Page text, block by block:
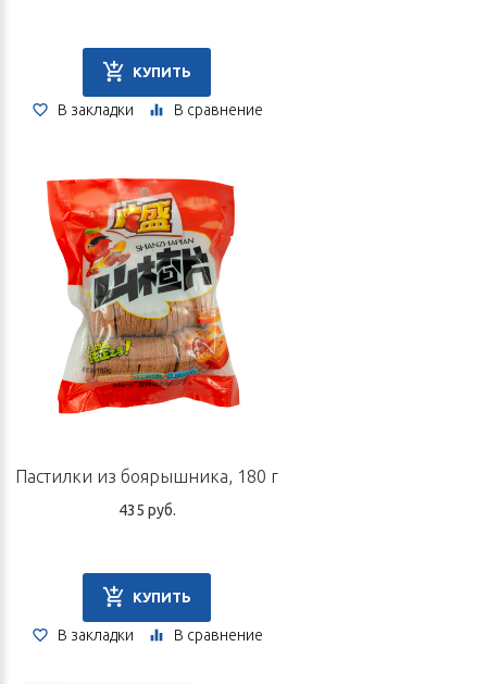
КУПИТЬ
В закладки В сравнение
Пастилки из боярышника, 180 г
435 руб.
КУПИТЬ
В закладки В сравнение